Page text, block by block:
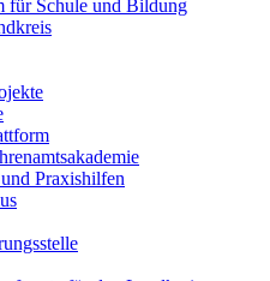
für Schule und Bildung
Praxishilfen